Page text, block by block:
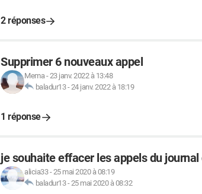
2 réponses
Supprimer 6 nouveaux appel
Mema -23 janv. 2022 à 13:48
baladur13-24 janv. 2022 à 18:19
1 réponse
je souhaite effacer les appels du
alicia33-25 mai 2020 à 08:19
baladur13-25 mai 2020 à 08:32